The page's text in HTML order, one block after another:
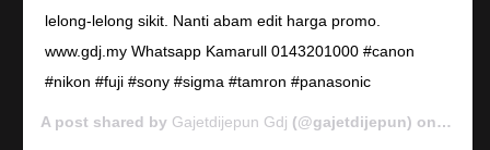
lelong-lelong sikit. Nanti abam edit harga promo.
www.gdj.my Whatsapp Kamarull 0143201000 #canon
#nikon #fuji #sony #sigma #tamron #panasonic
A post shared by Gajetdijepun Gdj (@gajetdijepun) on Jan 7,